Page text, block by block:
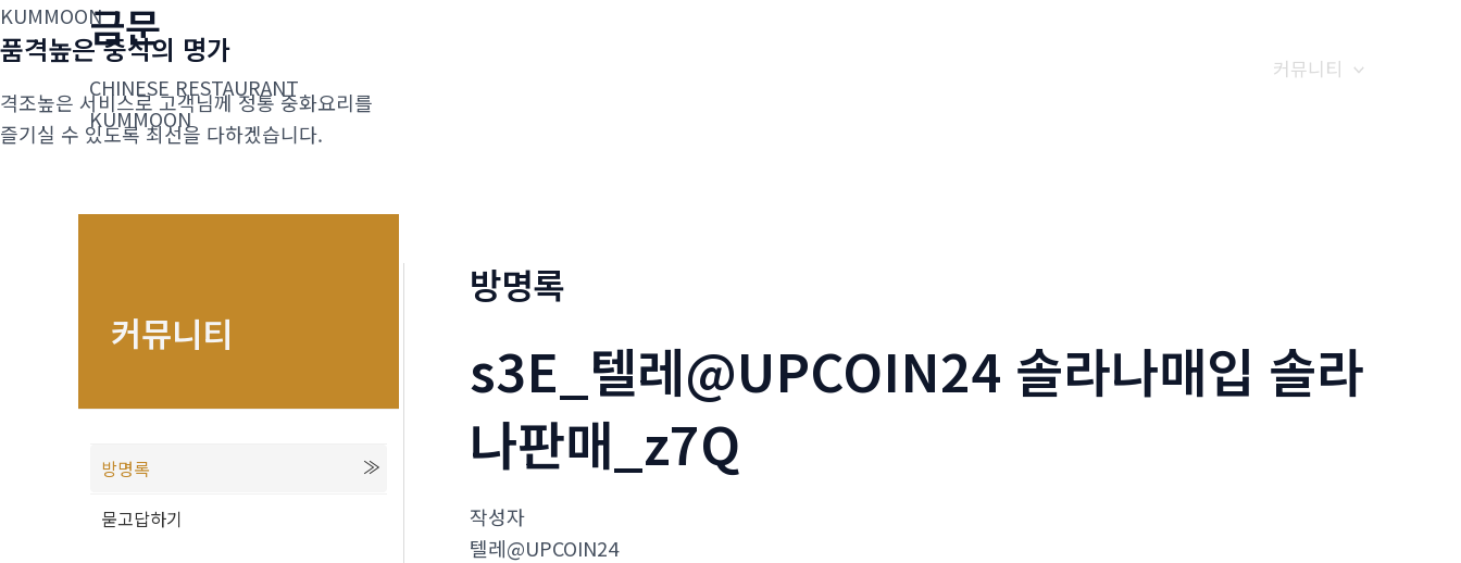
콘
텐
로
건
금문
CHINESE RESTAURANT
KUMMOON
커뮤니티
KUMMOON
품격높은 중식의 명가
격조높은 서비스로 고객님께 정통 중화요리를
즐기실 수 있도록 최선을 다하겠습니다.
커뮤니티
방명록
묻고답하기
방명록
s3E_텔레@UPCOIN24 솔라나매입 솔라
나판매_z7Q
작성자
텔레@UPCOIN24